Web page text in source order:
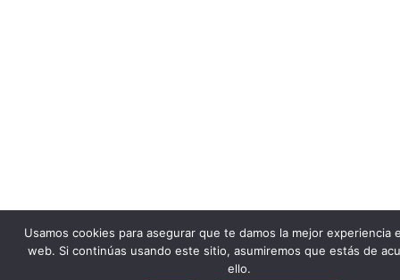
Usamos cookies para asegurar que te damos la mejor experiencia
web. Si continúas usando este sitio, asumiremos que estás de
ello.